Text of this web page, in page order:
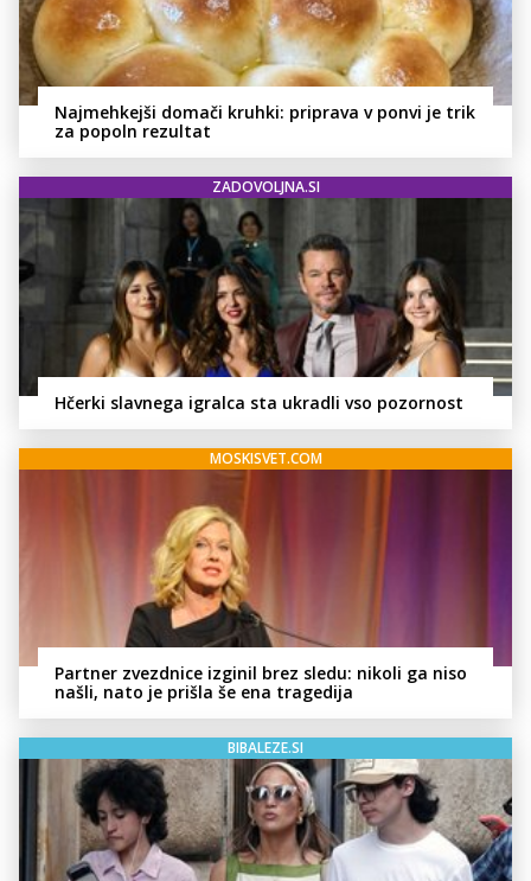
Najmehkejši domači kruhki: priprava v ponvi je trik
za popoln rezultat
ZADOVOLJNA.SI
Hčerki slavnega igralca sta ukradli vso pozornost
MOSKISVET.COM
Partner zvezdnice izginil brez sledu: nikoli ga niso
našli, nato je prišla še ena tragedija
BIBALEZE.SI